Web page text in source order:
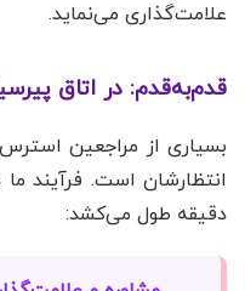
علامت‌گذاری می‌نماید.
قدم‌به‌قدم: در اتاق
بسیاری از مراجعین
دقیقه طول می‌کشد: